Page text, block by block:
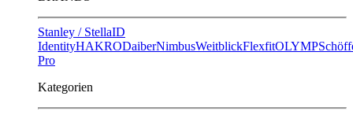
Stanley / StellaID
IdentityHAKRODaiberNimbusWeitblickFlexfitOLYMP
Pro
Kategorien